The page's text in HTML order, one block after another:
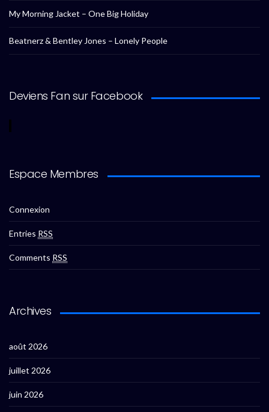
My Morning Jacket – One Big Holiday
Beatnerz & Bentley Jones – Lonely People
Deviens Fan sur Facebook
Espace Membres
Connexion
Entries RSS
Comments RSS
Archives
août 2026
juillet 2026
juin 2026